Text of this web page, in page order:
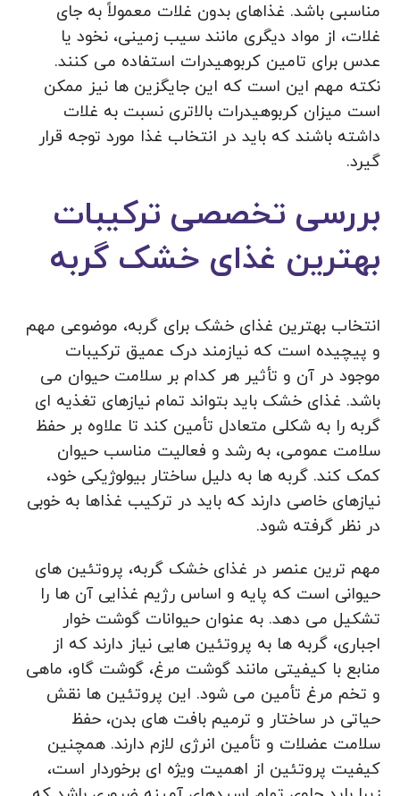
مناسبی باشد. غذاهای بدون غلات معمولاً به جای
غلات، از مواد دیگری مانند سیب‌ زمینی، نخود یا
عدس برای تامین کربوهیدرات استفاده می‌ کنند.
نکته مهم این است که این جایگزین‌ ها نیز ممکن
است میزان کربوهیدرات بالاتری نسبت به غلات
داشته باشند که باید در انتخاب غذا مورد توجه قرار
گیرد.
بررسی تخصصی ترکیبات
بهترین غذای خشک گربه
انتخاب بهترین غذای خشک برای گربه، موضوعی مهم
و پیچیده است که نیازمند درک عمیق ترکیبات
موجود در آن و تأثیر هر کدام بر سلامت حیوان می‌
باشد. غذای خشک باید بتواند تمام نیازهای تغذیه‌ ای
گربه را به شکلی متعادل تأمین کند تا علاوه بر حفظ
سلامت عمومی، به رشد و فعالیت مناسب حیوان
کمک کند. گربه‌ ها به دلیل ساختار بیولوژیکی خود،
نیازهای خاصی دارند که باید در ترکیب غذاها به خوبی
در نظر گرفته شود.
مهم‌ ترین عنصر در غذای خشک گربه، پروتئین‌ های
حیوانی است که پایه و اساس رژیم غذایی آن ها را
تشکیل می‌ دهد. به عنوان حیوانات گوشت‌ خوار
اجباری، گربه‌ ها به پروتئین‌ هایی نیاز دارند که از
منابع با کیفیتی مانند گوشت مرغ، گوشت گاو، ماهی
و تخم‌ مرغ تأمین می‌ شود. این پروتئین‌ ها نقش
حیاتی در ساختار و ترمیم بافت‌ های بدن، حفظ
سلامت عضلات و تأمین انرژی لازم دارند. همچنین
کیفیت پروتئین از اهمیت ویژه‌ ای برخوردار است،